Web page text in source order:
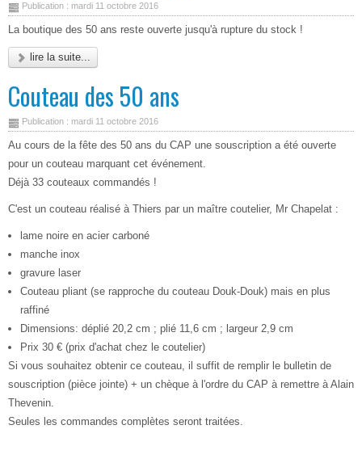
Publication : mardi 11 octobre 2016
La boutique des 50 ans reste ouverte jusqu'à rupture du stock !
lire la suite...
Couteau des 50 ans
Publication : mardi 11 octobre 2016
Au cours de la fête des 50 ans du CAP une souscription a été ouverte
pour un couteau marquant cet événement.
Déjà 33 couteaux commandés !
C'est un couteau réalisé à Thiers par un maître coutelier, Mr Chapelat :
lame noire en acier carboné
manche inox
gravure laser
Couteau pliant (se rapproche du couteau Douk-Douk) mais en plus
raffiné
Dimensions: déplié 20,2 cm ; plié 11,6 cm ; largeur 2,9 cm
Prix 30 € (prix d'achat chez le coutelier)
Si vous souhaitez obtenir ce couteau, il suffit de remplir le bulletin de
souscription (pièce jointe) + un chèque à l'ordre du CAP à remettre à Alain
Thevenin.
Seules les commandes complètes seront traitées.